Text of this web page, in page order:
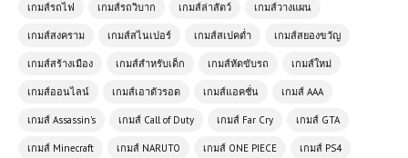
เกมส์รถไฟ เกมส์รถวิบาก เกมส์ล่าสัตว์ เกมส์วางแผน
เกมส์สงคราม เกมส์สไนเปอร์ เกมส์สเปคต่ำ เกมส์สยองขวัญ
เกมส์สร้างเมือง เกมส์สำหรับเด็ก เกมส์หัดขับรถ เกมส์ใหม่
เกมส์ออนไลน์ เกมส์เอาตัวรอด เกมส์แอคชั่น เกมส์ AAA
เกมส์ Assassin's เกมส์ Call of Duty เกมส์ Far Cry เกมส์ GTA
เกมส์ Minecraft เกมส์ NARUTO เกมส์ ONE PIECE เกมส์ PS4
Fishing Simulator | 6.7 GB
เกมส์ออนไลน์ฟรี Wasteland
Shooters – เกมยิงเอาชีวิตรอดในโลก
เล่นเกมส์ออนไลน์ฟรี Tiny Crash